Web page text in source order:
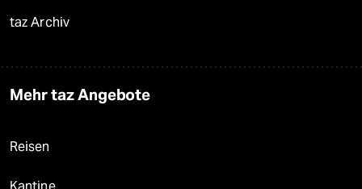
taz Archiv
Mehr taz Angebote
Reisen